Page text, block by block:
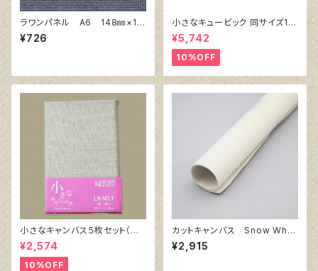
ラワンパネル A6 148㎜×10
5㎜
¥726
小さなキュービック 同サイズ10
個組
¥5,742
10%OFF
小さなキャンバス５枚セット（麻
キャンバス裏面張り）
¥2,574
10%OFF
カットキャンバス Snow Whit
e SPC F30
¥2,915